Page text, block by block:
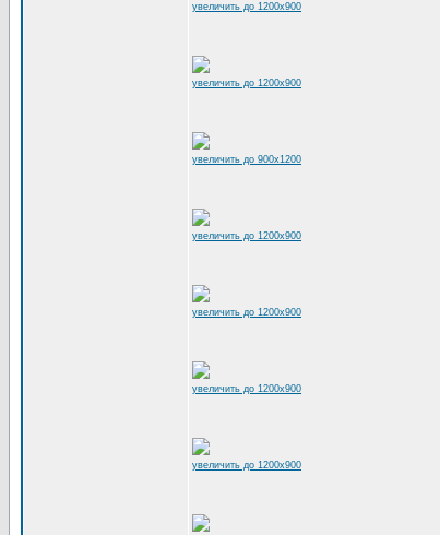
увеличить до 1200x900
увеличить до 1200x900
увеличить до 900x1200
увеличить до 1200x900
увеличить до 1200x900
увеличить до 1200x900
увеличить до 1200x900